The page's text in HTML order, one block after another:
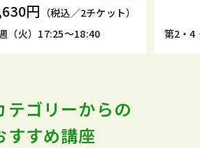
円 （税込／2チケット）
（火）17:25～18:40
第2・4
テゴリーからの
すすめ講座